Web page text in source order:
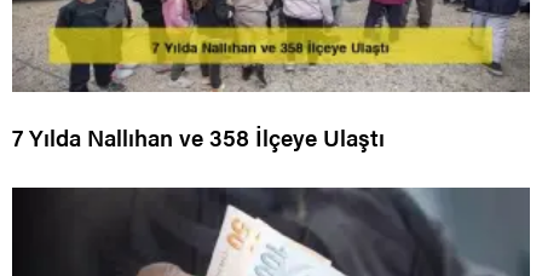
7 Yılda Nallıhan ve 358 İlçeye Ulaştı